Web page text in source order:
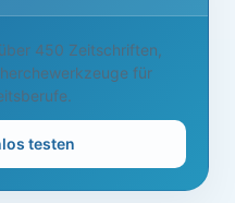
450 Zeitschriften,
für
testen